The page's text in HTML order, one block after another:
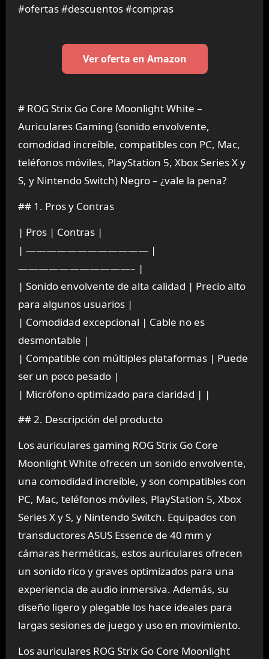
#ofertas #descuentos #compras
Ver oferta en Amazon
# ROG Strix Go Core Moonlight White –
Auriculares Gaming (sonido envolvente,
comodidad increíble, compatibles con PC, Mac,
teléfonos móviles, PlayStation 5, Xbox Series X y
S, y Nintendo Switch) Negro – ¿vale la pena?
## 1. Pros y Contras
| Pros | Contras |
| ———————————— |
———————————– |
| Sonido envolvente de alta calidad | Precio alto
para algunos usuarios |
| Comodidad excepcional | Cable no es
desmontable |
| Compatible con múltiples plataformas | Puede
ser un poco pesado |
| Micrófono optimizado para claridad | |
## 2. Descripción del producto
Los auriculares gaming ROG Strix Go Core
Moonlight White ofrecen un sonido envolvente,
una comodidad increíble, y son compatibles con
PC, Mac, teléfonos móviles, PlayStation 5, Xbox
Series X y S, y Nintendo Switch. Equipados con
transductores ASUS Essence de 40 mm y
cámaras herméticas, estos auriculares ofrecen
un sonido rico y graves optimizados para una
experiencia de audio inmersiva. Además, su
diseño ligero y plegable los hace ideales para
largas sesiones de juego y uso en movimiento.
Los auriculares ROG Strix Go Core Moonlight